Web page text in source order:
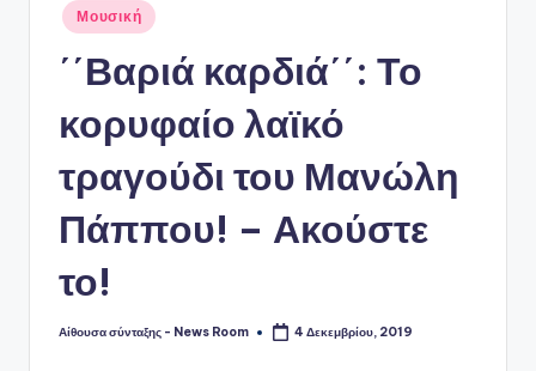
Αναρτήθηκε
σε
Μουσική
΄΄Βαριά καρδιά΄΄: Το
κορυφαίο λαϊκό
τραγούδι του Μανώλη
Πάππου! – Ακούστε
το!
Συγγραφέας:
Αίθουσα σύνταξης - News Room 4 Δεκεμβρίου, 2019